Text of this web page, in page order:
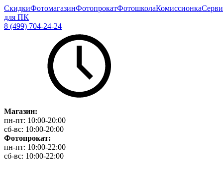
СкидкиФотомагазинФотопрокатФотошколаКомиссионка
для ПК
8 (499) 704-24-24
Магазин:
пн-пт: 10:00-20:00
сб-вс: 10:00-20:00
Фотопрокат:
пн-пт: 10:00-22:00
сб-вс: 10:00-22:00